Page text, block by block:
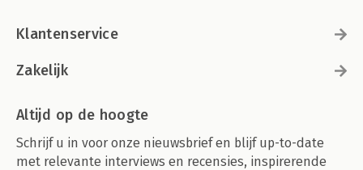
Klantenservice
Zakelijk
Altijd op de hoogte
Schrijf u in voor onze nieuwsbrief en blijf up-to-date
met relevante interviews en recensies, inspirerende